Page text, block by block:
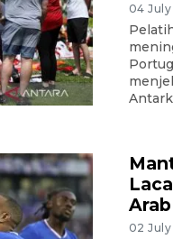
04 July
02